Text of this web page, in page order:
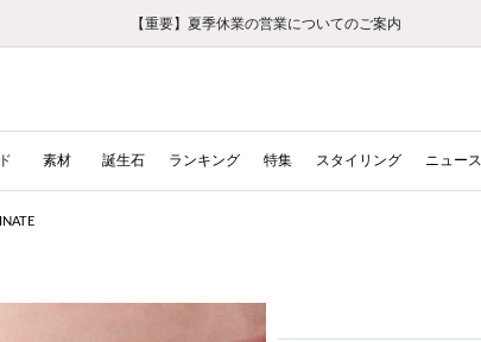
お修理・アフターサービスのご案内
【重要】令和８年熊本地震に伴う集配への影響について
【重要】ギフトラッピング料金改定および仕様変更のお知らせ
【重要】夏季休業の営業についてのご案内
税込5,500円以上で送料無料｜最短24時間以内に発送
新規会員登録で1000ポイントプレゼント！
LINE友だち登録で500円クーポンプレゼント
会員限定！レビュー投稿で100ポイントプレゼント
お修理・アフターサービスのご案内
【重要】令和８年熊本地震に伴う集配への影響について
素材 誕生石 ランキング 特集 スタイリング ニュース